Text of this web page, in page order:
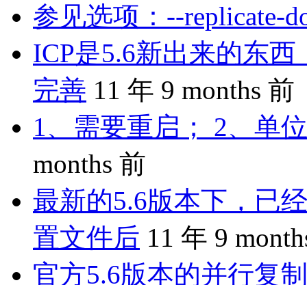
参见选项：--replicate-
ICP是5.6新出来的东
完善 11 年 9 months 前
1、需要重启； 2、单
months 前
最新的5.6版本下，已
置文件后 11 年 9
官方5.6版本的并行复